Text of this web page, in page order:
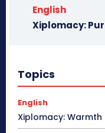
English
Xiplomacy:
Topics
English
Xiplomacy: